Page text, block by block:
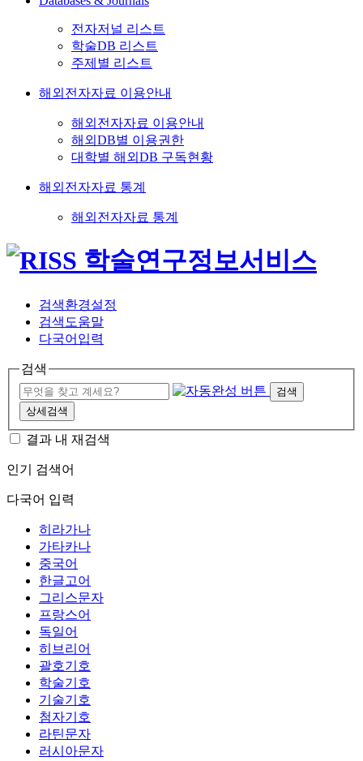
전자저널 리스트
학술DB 리스트
주제별 리스트
해외전자자료 이용안내
해외전자자료 이용안내
해외DB별 이용권한
대학별 해외DB 구독현황
해외전자자료 통계
해외전자자료 통계
검색환경설정
검색도움말
다국어입력
검색
검색
상세검색
결과 내 재검색
인기 검색어
다국어 입력
히라가나
가타카나
중국어
한글고어
그리스문자
프랑스어
독일어
히브리어
괄호기호
학술기호
기술기호
첨자기호
라틴문자
러시아문자